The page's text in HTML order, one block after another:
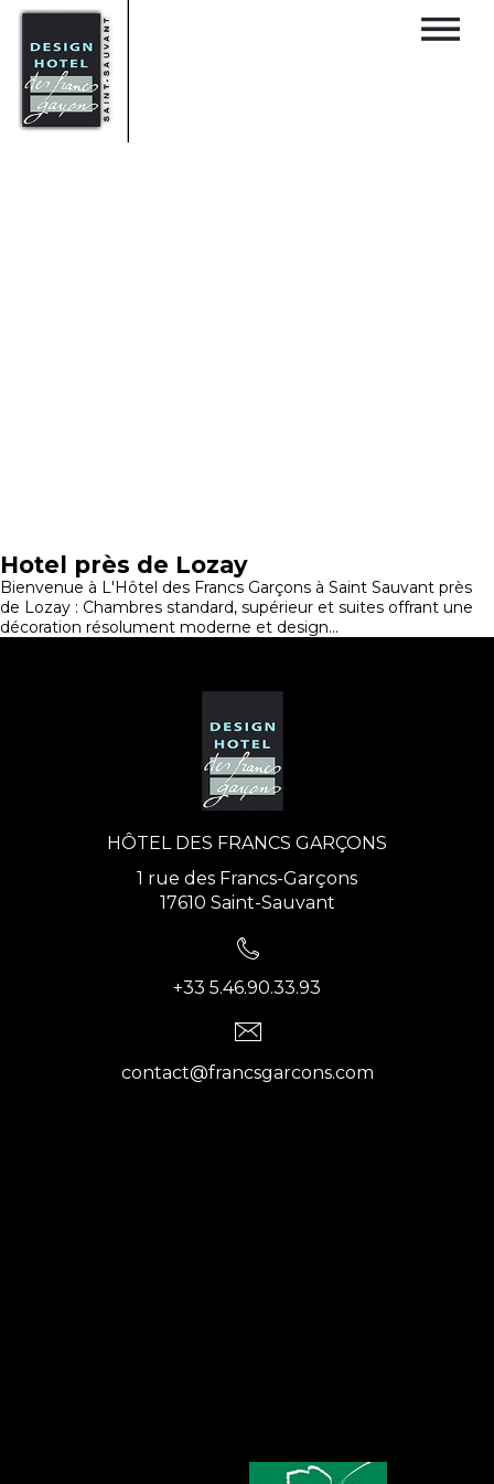
Hotel près de Lozay
Bienvenue à L'Hôtel des Francs Garçons à Saint Sauvant près
de Lozay : Chambres standard, supérieur et suites offrant une
décoration résolument moderne et design...
HÔTEL DES FRANCS GARÇONS
1 rue des Francs-Garçons
17610 Saint-Sauvant
+33 5.46.90.33.93
contact@francsgarcons.com